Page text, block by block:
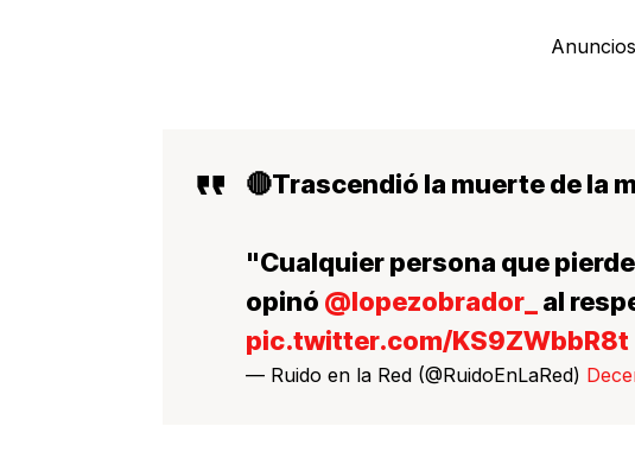
Anuncios
🔴Trascendió la muerte de la
"Cualquier persona que
opinó @lopezobrador_
al
pic.twitter.com/KS9ZWbbR8t
— Ruido en la Red (@RuidoEnLaRed)